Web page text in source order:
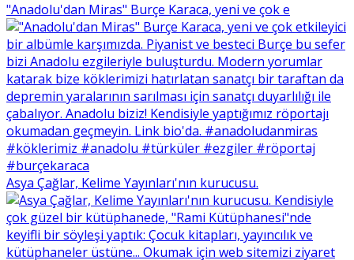
"Anadolu'dan Miras" Burçe Karaca, yeni ve çok e
Asya Çağlar, Kelime Yayınları'nın kurucusu.